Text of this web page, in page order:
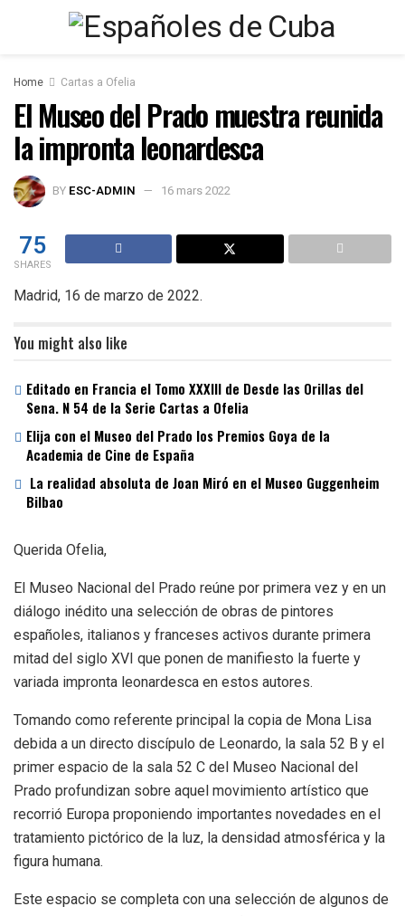
Home Cartas a Ofelia
El Museo del Prado muestra reunida
la impronta leonardesca
BY ESC-ADMIN 16 mars 2022
75
SHARES
Madrid, 16 de marzo de 2022.
You might also like
Editado en Francia el Tomo XXXIII de Desde las Orillas del
Sena. N 54 de la Serie Cartas a Ofelia
Elija con el Museo del Prado los Premios Goya de la
Academia de Cine de España
La realidad absoluta de Joan Miró en el Museo Guggenheim
Bilbao
Querida Ofelia,
El Museo Nacional del Prado reúne por primera vez y en un
diálogo inédito una selección de obras de pintores
españoles, italianos y franceses activos durante primera
mitad del siglo XVI que ponen de manifiesto la fuerte y
variada impronta leonardesca en estos autores.
Tomando como referente principal la copia de Mona Lisa
debida a un directo discípulo de Leonardo, la sala 52 B y el
primer espacio de la sala 52 C del Museo Nacional del
Prado profundizan sobre aquel movimiento artístico que
recorrió Europa proponiendo importantes novedades en el
tratamiento pictórico de la luz, la densidad atmosférica y la
figura humana.
Este espacio se completa con una selección de algunos de